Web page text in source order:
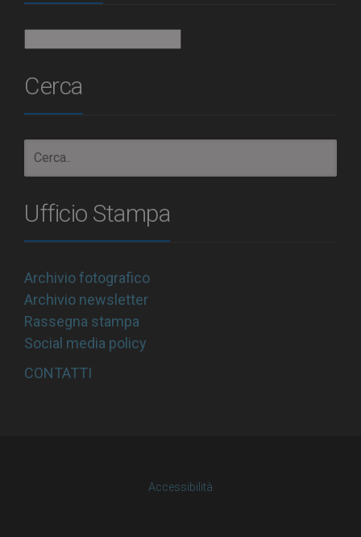
Cerca
Ufficio Stampa
Archivio fotografico
Archivio newsletter
Rassegna stampa
Social media policy
CONTATTI
Accessibilità